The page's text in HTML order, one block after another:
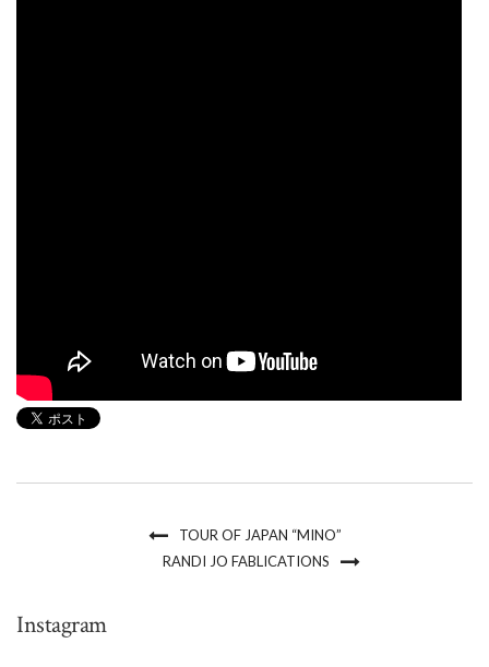
TOUR OF JAPAN “MINO”
RANDI JO FABLICATIONS
Instagram